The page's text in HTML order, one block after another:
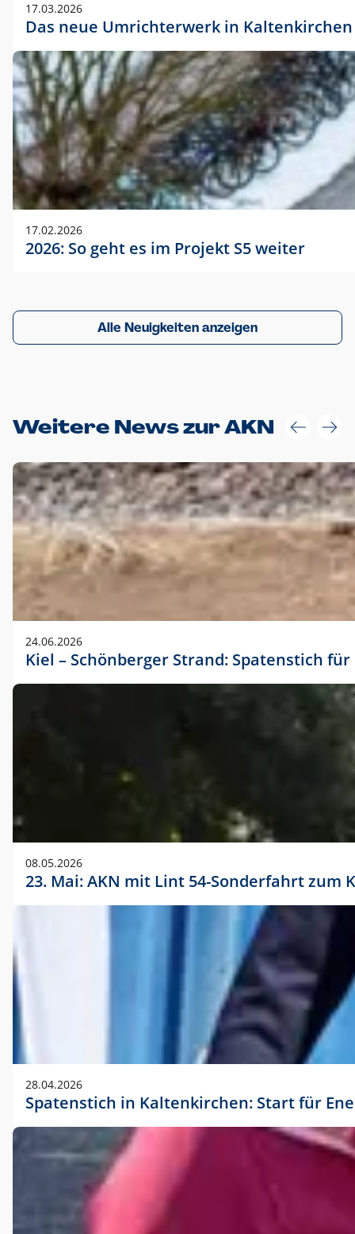
17.03.2026
Das neue Umrichterwerk in Kaltenkirchen
17.02.2026
2026: So geht es im Projekt S5 weiter
Alle Neuigkeiten anzeigen
Weitere News zur AKN
24.06.2026
Kiel – Schönberger Strand: Spatenstich
08.05.2026
23. Mai: AKN mit Lint 54-Sonderfahrt
28.04.2026
Spatenstich in Kaltenkirchen: Start für